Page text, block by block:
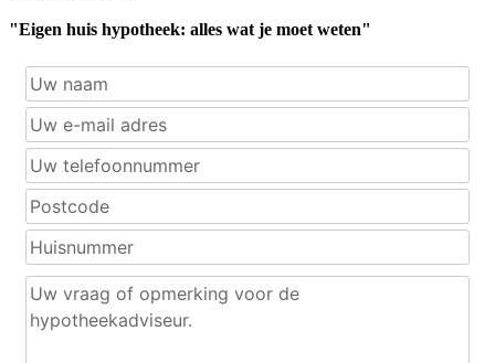
"Eigen huis hypotheek: alles wat je moet weten"